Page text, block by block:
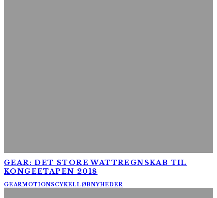
GEAR: DET STORE WATTREGNSKAB TIL
KONGEETAPEN 2018
GEARMOTIONSCYKELLØBNYHEDER